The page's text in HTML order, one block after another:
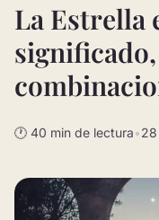
La Estrella
🕐 40 min de lectura•